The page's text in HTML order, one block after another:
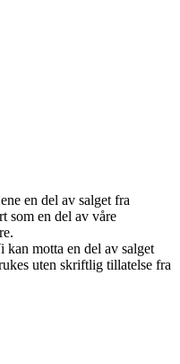
en del av salget fra
som en del av våre
motta en del av salget
uten skriftlig tillatelse fra